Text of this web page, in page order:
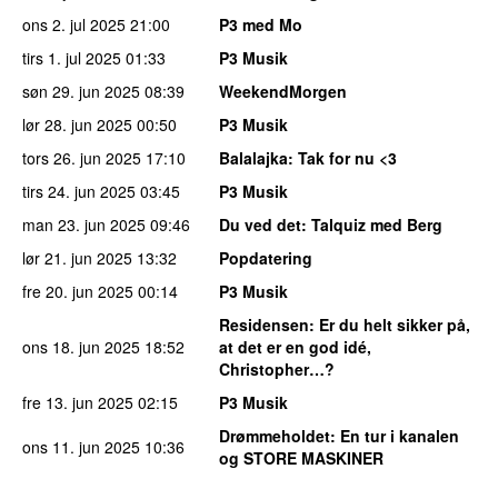
ons 2. jul 2025 21:00
P3 med Mo
tirs 1. jul 2025 01:33
P3 Musik
søn 29. jun 2025 08:39
WeekendMorgen
lør 28. jun 2025 00:50
P3 Musik
tors 26. jun 2025 17:10 Balalajka: Tak for nu <3
tirs 24. jun 2025 03:45
P3 Musik
man 23. jun 2025 09:46 Du ved det: Talquiz med Berg
lør 21. jun 2025 13:32
Popdatering
fre 20. jun 2025 00:14 P3 Musik
ons 18. jun 2025 18:52
Residensen: Er du helt sikker på,
at det er en god idé,
Christopher…?
fre 13. jun 2025 02:15
P3 Musik
ons 11. jun 2025 10:36 Drømmeholdet: En tur i kanalen
og STORE MASKINER